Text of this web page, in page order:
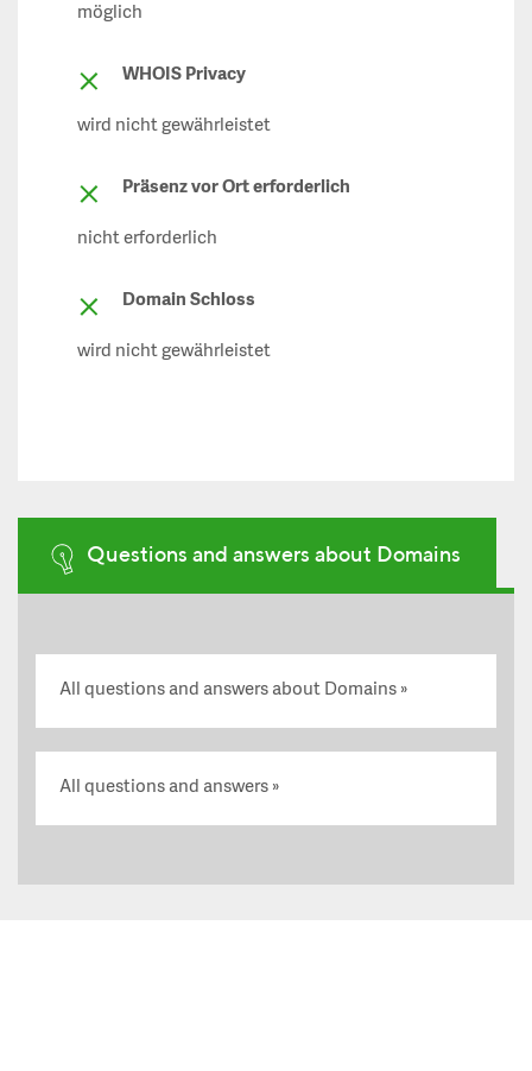
möglich
WHOIS Privacy
wird nicht gewährleistet
Präsenz vor Ort erforderlich
nicht erforderlich
Domain Schloss
wird nicht gewährleistet
Questions and answers about Domains
All questions and answers about Domains
All questions and answers